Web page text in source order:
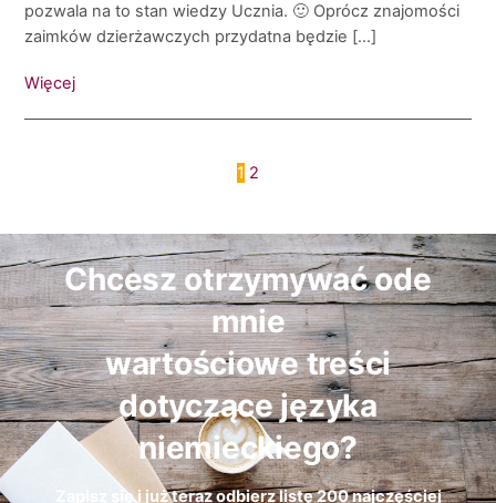
pozwala na to stan wiedzy Ucznia. 🙂 Oprócz znajomości
zaimków dzierżawczych przydatna będzie […]
Więcej
1 2
Chcesz otrzymywać ode
mnie
wartościowe treści
dotyczące języka
niemieckiego?
Zapisz się i już teraz odbierzlistę200 najczęściej